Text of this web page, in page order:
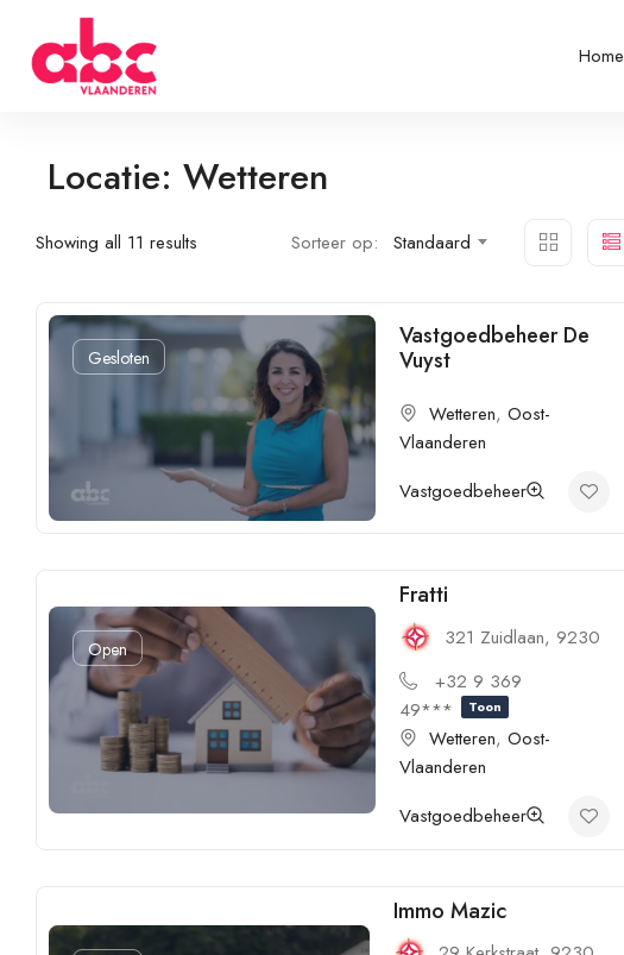
Home
Locatie: Wetteren
Showing all 11 results Sorteer op: Standaard
Gesloten
Vastgoedbeheer De
Vuyst
Wetteren,Oost-
Vlaanderen
Vastgoedbeheer
Open
Fratti
321 Zuidlaan, 9230
+32 9 369
49***
Toon
Wetteren,Oost-
Vlaanderen
Vastgoedbeheer
Immo Mazic